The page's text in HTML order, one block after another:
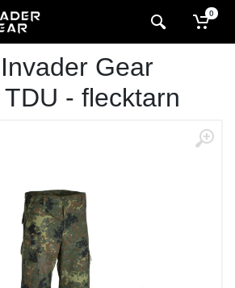
0
Gear
- flecktarn